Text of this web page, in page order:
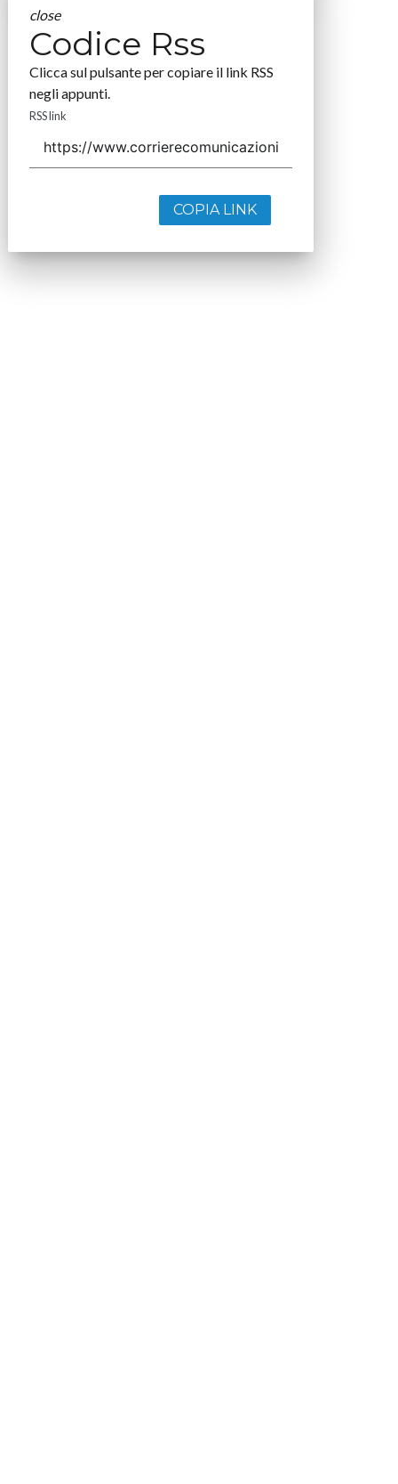
close
Codice Rss
Clicca sul pulsante per copiare il link RSS
negli appunti.
RSS link
COPIA LINK